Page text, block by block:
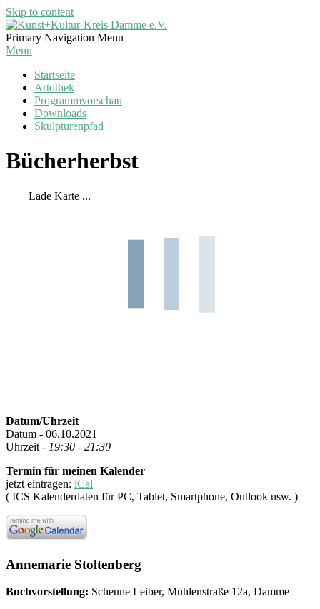
Skip to content
Kunst+Kultur-
Kreis
Primary Navigation Menu
Menu
Startseite
Artothek
Programmvorschau
Downloads
Skulpturenpfad
Bücherherbst
Lade Karte ...
Datum/Uhrzeit
Datum - 06.10.2021
Uhrzeit - 19:30 - 21:30
Termin für meinen Kalender
jetzt eintragen: iCal
( ICS Kalenderdaten für PC, Tablet, Smartphone, Outlook usw. )
Annemarie Stoltenberg
Buchvorstellung: Scheune Leiber, Mühlenstraße 12a, Damme